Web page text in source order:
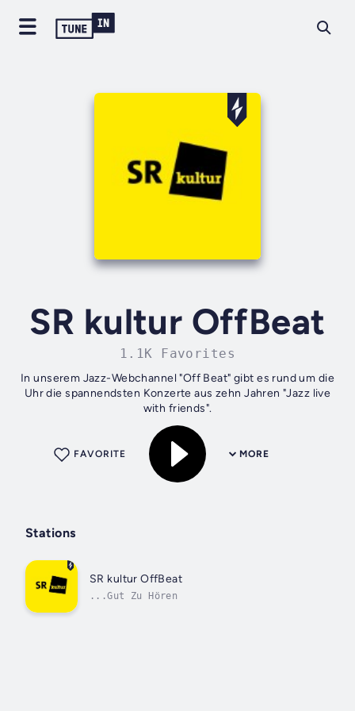
SR kultur OffBeat
1.1K Favorites
In unserem Jazz-Webchannel "Off Beat" gibt es rund um die
Uhr die spannendsten Konzerte aus zehn Jahren "Jazz live
with friends".
MORE
FAVORITE
Stations
SR kultur OffBeat
...Gut Zu Hören